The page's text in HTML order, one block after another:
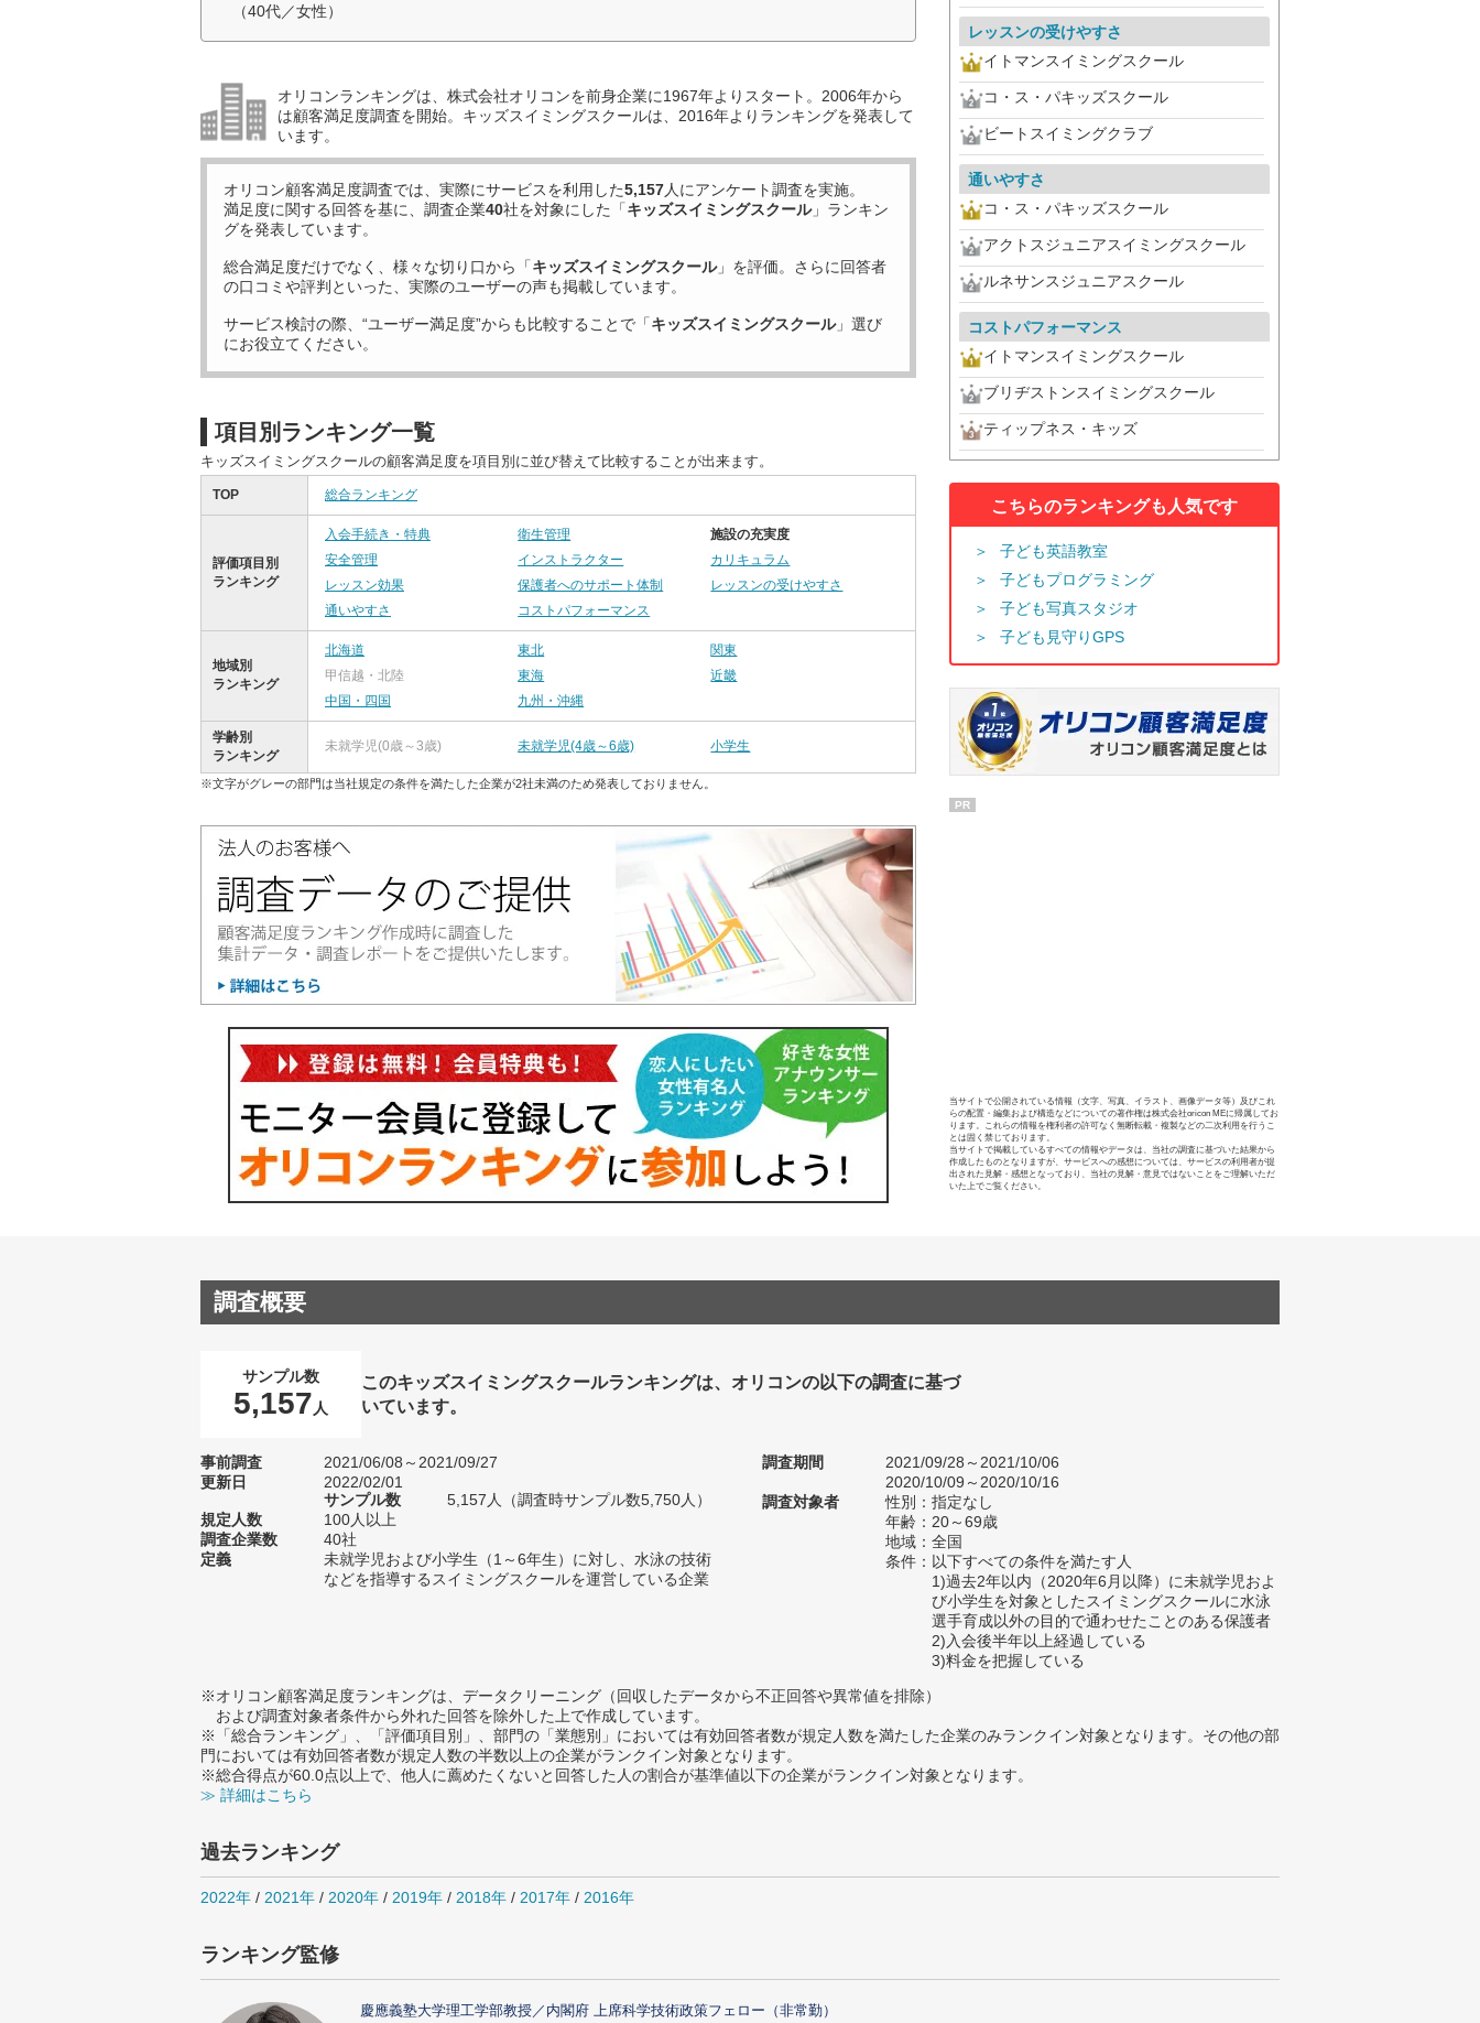
（40代／女性）
オリコンランキングは、株式会社オリコンを前身企業に1967年よりスタート。2006年から
は顧客満足度調査を開始。キッズスイミングスクールは、2016年よりランキングを発表して
います。
オリコン顧客満足度調査では、実際にサービスを利用した5,157人にアンケート調査を実施。
満足度に関する回答を基に、調査企業40社を対象にした「キッズスイミングスクール」ランキン
グを発表しています。
総合満足度だけでなく、様々な切り口から「キッズスイミングスクール」を評価。さらに回答者
の口コミや評判といった、実際のユーザーの声も掲載しています。
サービス検討の際、“ユーザー満足度”からも比較することで「キッズスイミングスクール」選び
にお役立てください。
項目別ランキング一覧
キッズスイミングスクールの顧客満足度を項目別に並び替えて比較することが出来ます。
TOP 総合ランキング
評価項目別
ランキング
入会手続き・特典 衛生管理
施設の充実度
安全管理
インストラクター
カリキュラム
レッスン効果
保護者へのサポート体制
レッスンの受けやすさ
通いやすさ
コストパフォーマンス
地域別
ランキング
北海道 東北
関東
甲信越・北陸
東海
近畿
中国・四国
九州・沖縄
学齢別
ランキング
未就学児(0歳～3歳) 未就学児(4歳～6歳) 小学生
※文字がグレーの部門は当社規定の条件を満たした企業が2社未満のため発表しておりません。
レッスンの受けやすさ
イトマンスイミングスクール
コ・ス・パキッズスクール
ビートスイミングクラブ
通いやすさ
コ・ス・パキッズスクール
アクトスジュニアスイミングスクール
ルネサンスジュニアスクール
コストパフォーマンス
イトマンスイミングスクール
ブリヂストンスイミングスクール
ティップネス・キッズ
こちらのランキングも人気です
子ども英語教室
子どもプログラミング
子ども写真スタジオ
子ども見守りGPS
PR
当サイトで公開されている情報（文字、写真、イラスト、画像データ等）及びこれ
らの配置・編集および構造などについての著作権は株式会社oricon MEに帰属してお
ります。これらの情報を権利者の許可なく無断転載・複製などの二次利用を行うこ
とは固く禁じております。
当サイトで掲載しているすべての情報やデータは、当社の調査に基づいた結果から
作成したものとなりますが、サービスへの感想については、サービスの利用者が提
出された見解・感想となっており、当社の見解・意見ではないことをご理解いただ
いた上でご覧ください。
調査概要
サンプル数
5,157 人
このキッズスイミングスクールランキングは、オリコンの以下の調査に基づ
いています。
事前調査
2021/06/08～2021/09/27
更新日
2022/02/01
サンプル数
5,157人（調査時サンプル数5,750人）
規定人数
100人以上
調査企業数
40社
定義
未就学児および小学生（1～6年生）に対し、水泳の技術
などを指導するスイミングスクールを運営している企業
調査期間
2021/09/28～2021/10/06
2020/10/09～2020/10/16
調査対象者
性別：指定なし
年齢：20～69歳
地域：全国
条件：以下すべての条件を満たす人
1)過去2年以内（2020年6月以降）に未就学児およ
び小学生を対象としたスイミングスクールに水泳
選手育成以外の目的で通わせたことのある保護者
2)入会後半年以上経過している
3)料金を把握している
※オリコン顧客満足度ランキングは、データクリーニング（回収したデータから不正回答や異常値を排除）
および調査対象者条件から外れた回答を除外した上で作成しています。
※「総合ランキング」、「評価項目別」、部門の「業態別」においては有効回答者数が規定人数を満たした企業のみランクイン対象となります。その他の部
門においては有効回答者数が規定人数の半数以上の企業がランクイン対象となります。
※総合得点が60.0点以上で、他人に薦めたくないと回答した人の割合が基準値以下の企業がランクイン対象となります。
≫ 詳細はこちら
過去ランキング
2022年 / 2021年 / 2020年 / 2019年 / 2018年 / 2017年 / 2016年
ランキング監修
慶應義塾大学理工学部教授／内閣府 上席科学技術政策フェロー（非常勤）